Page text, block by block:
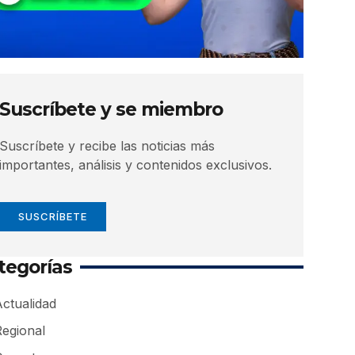
Suscríbete y se miembro
Suscríbete y recibe las noticias más
importantes, análisis y contenidos exclusivos.
SUSCRÍBETE